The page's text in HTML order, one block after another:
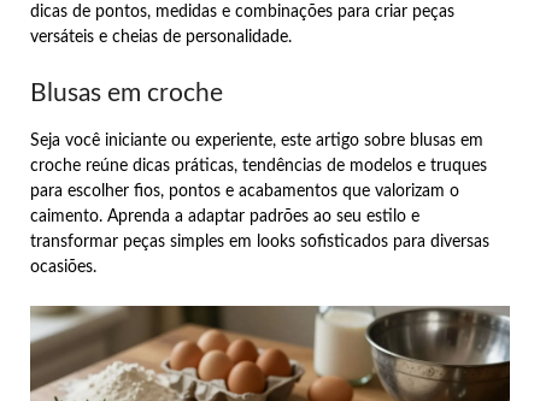
dicas de pontos, medidas e combinações para criar peças
versáteis e cheias de personalidade.
Blusas em croche
Seja você iniciante ou experiente, este artigo sobre blusas em
croche reúne dicas práticas, tendências de modelos e truques
para escolher fios, pontos e acabamentos que valorizam o
caimento. Aprenda a adaptar padrões ao seu estilo e
transformar peças simples em looks sofisticados para diversas
ocasiões.